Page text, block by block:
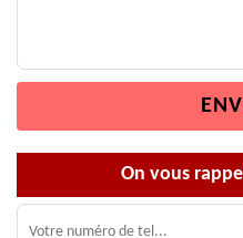
On vous